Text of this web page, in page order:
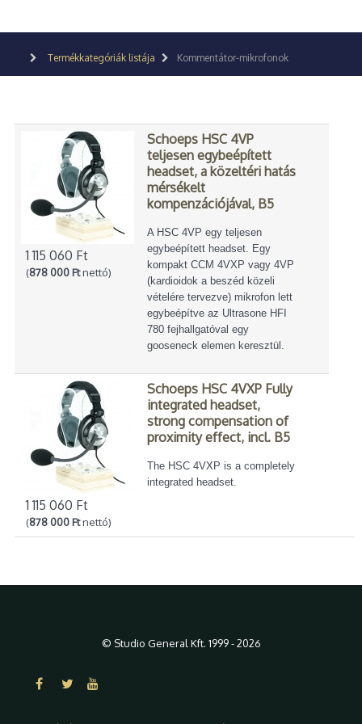
Termékkategóriák listája Kommentátor-mikrofonok
1 115 060 Ft
(878 000 Ftnettó)
Schoeps HSC 4VP
teljesen egybeépített
headset, a közeltéri hatás
mérsékelt
kompenzációjával, B5
A HSC 4VP egy teljesen
egybeépített headset. Egy
kompakt CCM 4VXP vagy 4VP
(kardioidok a beszéd közeli
vételére tervezve) mikrofon lett
egybeépítve az Ultrasone HFI
780 fejhallgatóval egy
gooseneck elemen keresztül.
1 115 060 Ft
(878 000 Ftnettó)
Schoeps HSC 4VXP Fully
integrated headset,
strong compensation of
proximity effect, incl. B5
The HSC 4VXP is a completely
integrated headset.
© Studio General Kft. 1999 - 2026